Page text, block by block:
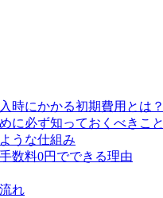
時にかかる初期費用とは？
に必ず知っておくべきこと
うな仕組み
数料0円でできる理由
れ